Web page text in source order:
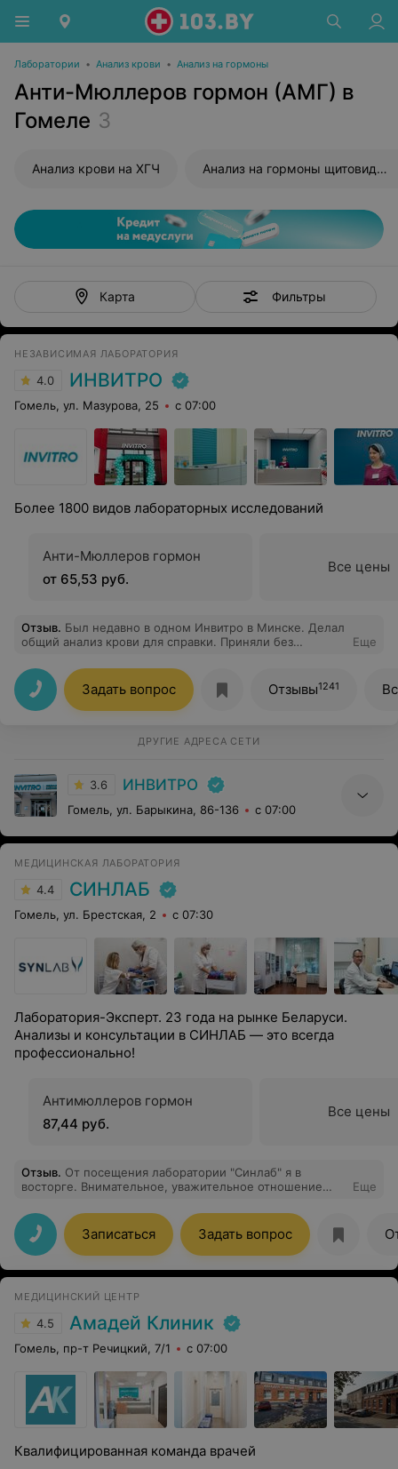
Лаборатории • Анализ крови • Анализ на гормоны
Анти-Мюллеров гормон (АМГ) в
Гомеле 3
Анализ крови на ХГЧ Анализ на гормоны щитовидной железы
Карта Фильтры
НЕЗАВИСИМАЯ ЛАБОРАТОРИЯ
4.0 ИНВИТРО
Гомель, ул. Мазурова, 25 с 07:00
Более 1800 видов лабораторных исследований
Анти-Мюллеров гормон
от 65,53 руб.
Все цены
Отзыв. Был недавно в одном Инвитро в Минске. Делал
общий анализ крови для справки. Приняли без
обращаться.
Еще
Задать вопрос Отзывы1241
ДРУГИЕ АДРЕСА СЕТИ
3.6 ИНВИТРО
Гомель, ул. Барыкина, 86-136 с 07:00
МЕДИЦИНСКАЯ ЛАБОРАТОРИЯ
4.4 СИНЛАБ
Гомель, ул. Брестская, 2 с 07:30
Лаборатория-Эксперт. 23 года на рынке Беларуси.
Анализы и консультации в СИНЛАБ — это всегда
профессионально!
Антимюллеров гормон
87,44 руб.
Все цены
Отзыв. От посещения лаборатории "Синлаб" я в
восторге. Внимательное, уважительное отношение
Цены также порадовали. Особую благодарность хочу
выразить Чирун Елене Викторовне, спасибо за Вашу
работу.
Еще
Записаться Задать вопрос
МЕДИЦИНСКИЙ ЦЕНТР
4.5 Амадей Клиник
Гомель, пр-т Речицкий, 7/1 с 07:00
Квалифицированная команда врачей